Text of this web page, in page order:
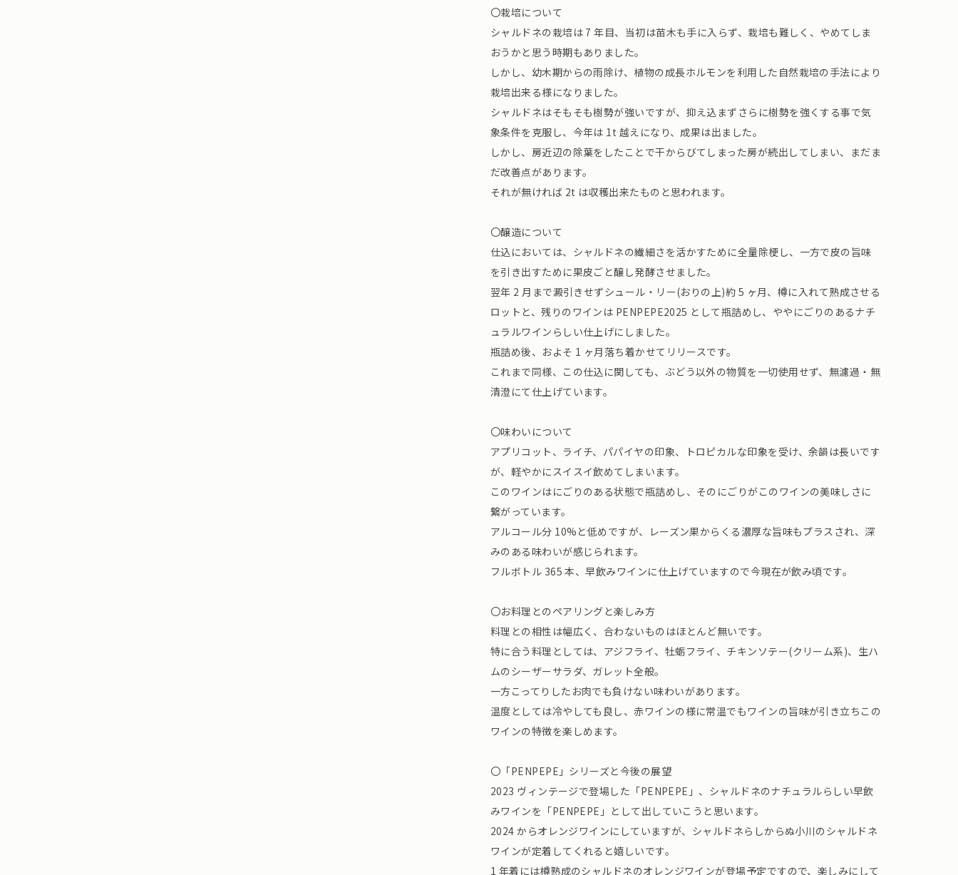
〇栽培について
シャルドネの栽培は 7 年目、当初は苗木も手に入らず、栽培も難しく、やめてしま
おうかと思う時期もありました。
しかし、幼木期からの雨除け、植物の成長ホルモンを利用した自然栽培の手法により
栽培出来る様になりました。
シャルドネはそもそも樹勢が強いですが、抑え込まずさらに樹勢を強くする事で気
象条件を克服し、今年は 1t 越えになり、成果は出ました。
しかし、房近辺の除葉をしたことで干からびてしまった房が続出してしまい、まだま
だ改善点があります。
それが無ければ 2t は収穫出来たものと思われます。
〇醸造について
仕込においては、シャルドネの繊細さを活かすために全量除梗し、一方で皮の旨味
を引き出すために果皮ごと醸し発酵させました。
翌年 2 月まで澱引きせずシュール・リー(おりの上)約 5 ヶ月、樽に入れて熟成させる
ロットと、残りのワインは PENPEPE2025 として瓶詰めし、ややにごりのあるナチ
ュラルワインらしい仕上げにしました。
瓶詰め後、およそ 1 ヶ月落ち着かせてリリースです。
これまで同様、この仕込に関しても、ぶどう以外の物質を一切使用せず、無濾過・無
清澄にて仕上げています。
〇味わいについて
アプリコット、ライチ、パパイヤの印象、トロピカルな印象を受け、余韻は長いです
が、軽やかにスイスイ飲めてしまいます。
このワインはにごりのある状態で瓶詰めし、そのにごりがこのワインの美味しさに
繋がっています。
アルコール分 10%と低めですが、レーズン果からくる濃厚な旨味もプラスされ、深
みのある味わいが感じられます。
フルボトル 365 本、早飲みワインに仕上げていますので今現在が飲み頃です。
〇お料理とのペアリングと楽しみ方
料理との相性は幅広く、合わないものはほとんど無いです。
特に合う料理としては、アジフライ、牡蛎フライ、チキンソテー(クリーム系)、生ハ
ムのシーザーサラダ、ガレット全般。
一方こってりしたお肉でも負けない味わいがあります。
温度としては冷やしても良し、赤ワインの様に常温でもワインの旨味が引き立ちこの
ワインの特徴を楽しめます。
〇「PENPEPE」シリーズと今後の展望
2023 ヴィンテージで登場した「PENPEPE」、シャルドネのナチュラルらしい早飲
みワインを「PENPEPE」として出していこうと思います。
2024 からオレンジワインにしていますが、シャルドネらしからぬ小川のシャルドネ
ワインが定着してくれると嬉しいです。
1 年着には樽熟成のシャルドネのオレンジワインが登場予定ですので、楽しみにして